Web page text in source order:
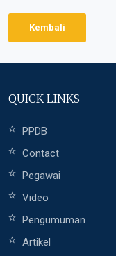
Kembali
QUICK LINKS
PPDB
Contact
Pegawai
Video
Pengumuman
Artikel